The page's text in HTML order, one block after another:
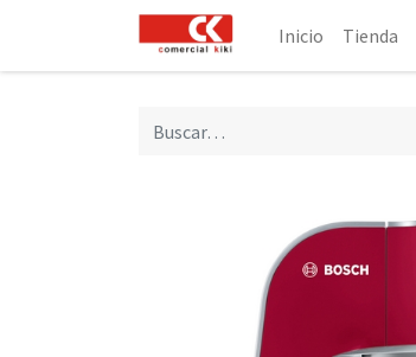
Inicio Tienda